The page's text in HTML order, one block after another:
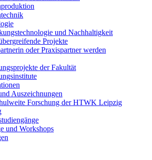
und Nachhaltigkeit
Projekte
oder Praxispartner werden
der Fakultät
Auszeichnungen
Forschung der HTWK Leipzig
und Workshops